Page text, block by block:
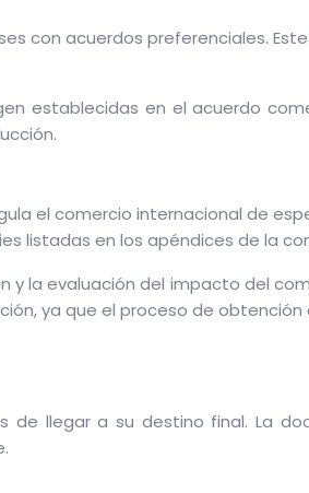
con acuerdos preferenciales.
establecidas en el acuerdo
el comercio internacional de
listadas en los apéndices de la
y la evaluación del impacto del
ya que el proceso de
de llegar a su destino final. La